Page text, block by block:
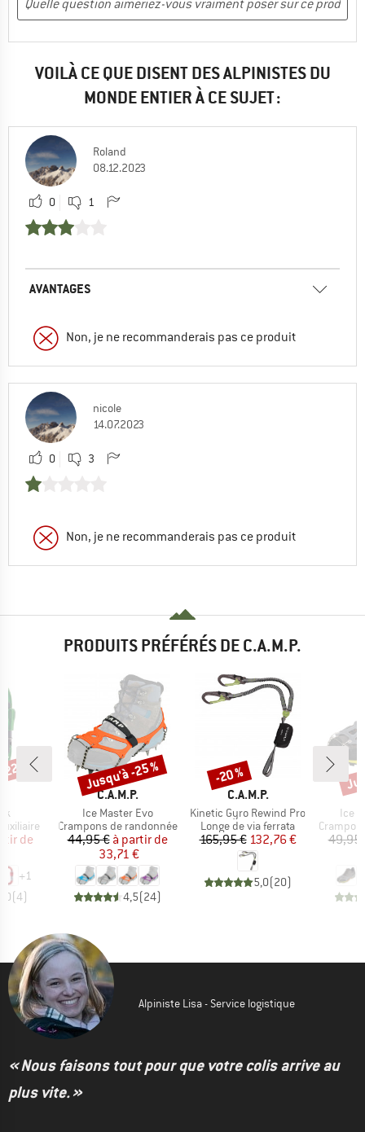
VOILÀ CE QUE DISENT DES ALPINISTES DU
MONDE ENTIER À CE SUJET :
Roland
08.12.2023
0 1
AVANTAGES
Non, je ne recommanderais pas ce produit
nicole
14.07.2023
0 3
Non, je ne recommanderais pas ce produit
PRODUITS PRÉFÉRÉS DE C.A.M.P.
réduit
de
+1
(4)
%
MARQUE
C.A.M.P.
Article
Ice Master Evo
Product group
Crampons de randonnée
Prix
44,95 € Prix réduit
à partir de
33,71 €
4,5(24)
Remise
Jusqu'à -25 %
MARQUE
C.A.M.P.
Article
Kinetic Gyro Rewind Pro
Product group
Longe de via ferrata
Prix
165,95 €Prix réduit
132,76 €
5,0(20)
Remise
-20 %
Ice
Product
49,95
Alpiniste Lisa - Service logistique
« Nous faisons tout pour que votre colis arrive au
plus vite. »